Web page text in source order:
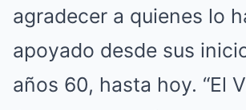
agradecer a quienes lo
apoyado desde sus
años 60, hasta hoy. “El